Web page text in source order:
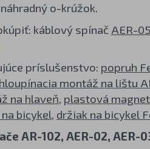
o-krúžok.
káblový spínač AER-05
príslušenstvo: popruh
montáž na lištu
na hlaveň, plastová
bicykel, držiak na bicykel
AR-102, AER-02, AER-